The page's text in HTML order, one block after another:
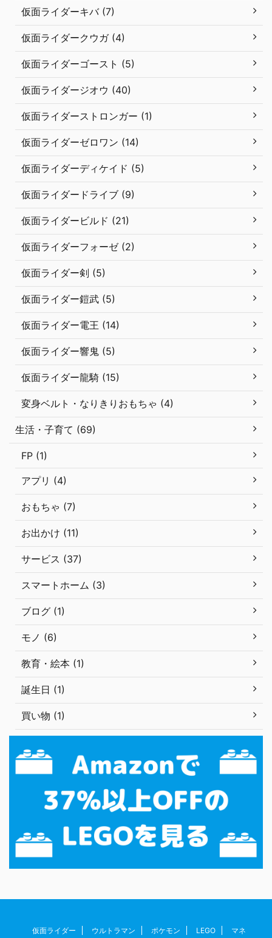
仮面ライダーキバ (7)
仮面ライダークウガ (4)
仮面ライダーゴースト (5)
仮面ライダージオウ (40)
仮面ライダーストロンガー (1)
仮面ライダーゼロワン (14)
仮面ライダーディケイド (5)
仮面ライダードライブ (9)
仮面ライダービルド (21)
仮面ライダーフォーゼ (2)
仮面ライダー剣 (5)
仮面ライダー鎧武 (5)
仮面ライダー電王 (14)
仮面ライダー響鬼 (5)
仮面ライダー龍騎 (15)
変身ベルト・なりきりおもちゃ (4)
生活・子育て (69)
FP (1)
アプリ (4)
おもちゃ (7)
お出かけ (11)
サービス (37)
スマートホーム (3)
ブログ (1)
モノ (6)
教育・絵本 (1)
誕生日 (1)
買い物 (1)
仮面ライダー ウルトラマン ポケモン LEGO マネ